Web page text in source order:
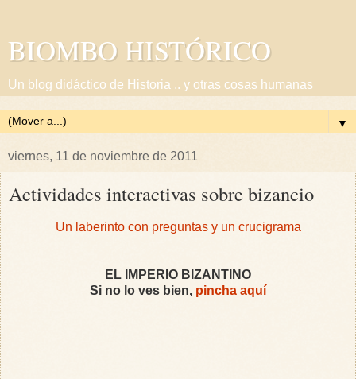
BIOMBO HISTÓRICO
Un blog didáctico de Historia .. y otras cosas humanas
▼
viernes, 11 de noviembre de 2011
Actividades interactivas sobre bizancio
Un laberinto con preguntas y un crucigrama
EL IMPERIO BIZANTINO
Si no lo ves bien, pincha aquí